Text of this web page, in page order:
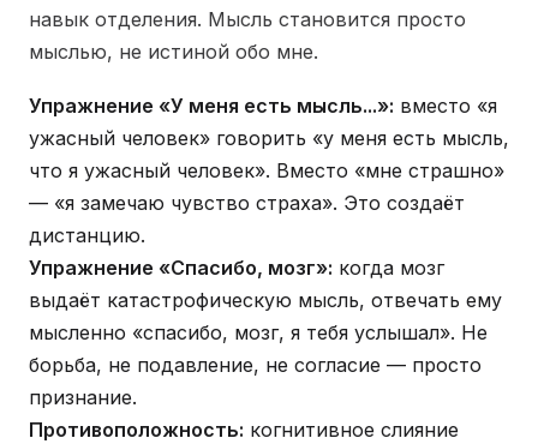
навык отделения. Мысль становится просто
мыслью, не истиной обо мне.
Упражнение «У меня есть мысль...»: вместо «я
ужасный человек» говорить «у меня есть мысль,
что я ужасный человек». Вместо «мне страшно»
— «я замечаю чувство страха». Это создаёт
дистанцию.
Упражнение «Спасибо, мозг»: когда мозг
выдаёт катастрофическую мысль, отвечать ему
мысленно «спасибо, мозг, я тебя услышал». Не
борьба, не подавление, не согласие — просто
признание.
Противоположность: когнитивное слияние